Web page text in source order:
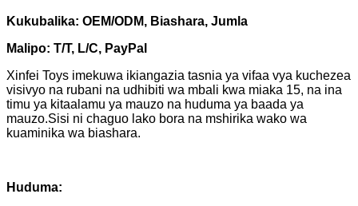
Kukubalika: OEM/ODM, Biashara, Jumla
Malipo: T/T, L/C, PayPal
Xinfei Toys imekuwa ikiangazia tasnia ya vifaa vya kuchezea
visivyo na rubani na udhibiti wa mbali kwa miaka 15, na ina
timu ya kitaalamu ya mauzo na huduma ya baada ya
mauzo.Sisi ni chaguo lako bora na mshirika wako wa
kuaminika wa biashara.
Huduma: